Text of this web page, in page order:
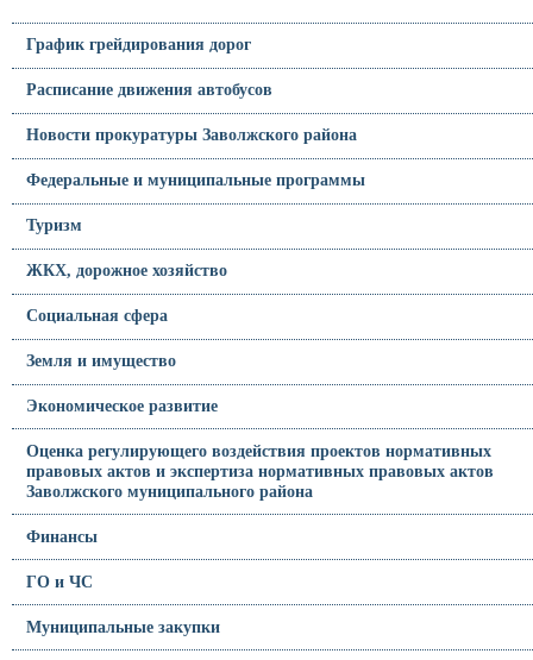
График грейдирования дорог
Расписание движения автобусов
Новости прокуратуры Заволжского района
Федеральные и муниципальные программы
Туризм
ЖКХ, дорожное хозяйство
Социальная сфера
Земля и имущество
Экономическое развитие
Оценка регулирующего воздействия проектов нормативных
правовых актов и экспертиза нормативных правовых актов
Заволжского муниципального района
Финансы
ГО и ЧС
Муниципальные закупки